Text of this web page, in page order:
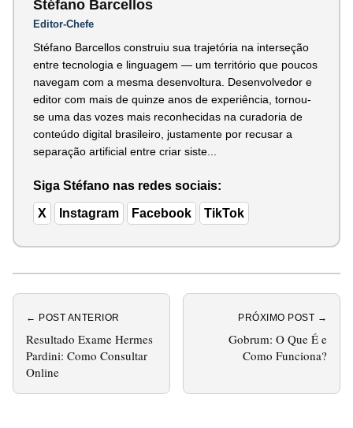
Stéfano Barcellos
Editor-Chefe
Stéfano Barcellos construiu sua trajetória na interseção
entre tecnologia e linguagem — um território que poucos
navegam com a mesma desenvoltura. Desenvolvedor e
editor com mais de quinze anos de experiência, tornou-
se uma das vozes mais reconhecidas na curadoria de
conteúdo digital brasileiro, justamente por recusar a
separação artificial entre criar siste...
Siga Stéfano nas redes sociais:
X Instagram Facebook TikTok
← POST ANTERIOR
Resultado Exame Hermes
Pardini: Como Consultar
Online
PRÓXIMO POST →
Gobrum: O Que É e
Como Funciona?